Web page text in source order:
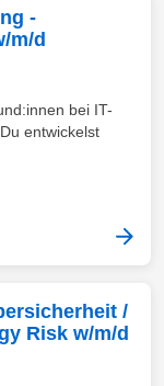
-
m/d
bei IT-
entwickelst
/
Risk w/m/d